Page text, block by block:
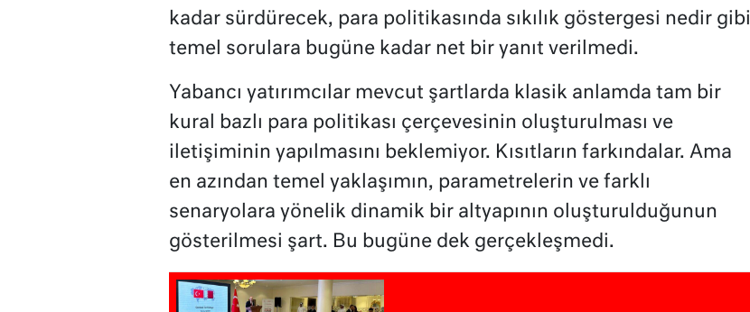
kadar sürdürecek, para politikasında sıkılık göstergesi nedir gibi
temel sorulara bugüne kadar net bir yanıt verilmedi.
Yabancı yatırımcılar mevcut şartlarda klasik anlamda tam bir
kural bazlı para politikası çerçevesinin oluşturulması ve
iletişiminin yapılmasını beklemiyor. Kısıtların farkındalar. Ama
en azından temel yaklaşımın, parametrelerin ve farklı
senaryolara yönelik dinamik bir altyapının oluşturulduğunun
gösterilmesi şart. Bu bugüne dek gerçekleşmedi.